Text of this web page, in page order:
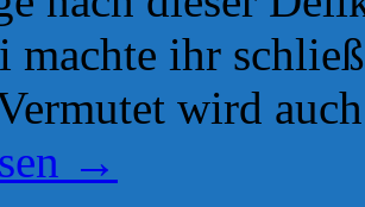
machte ihr
wird
→